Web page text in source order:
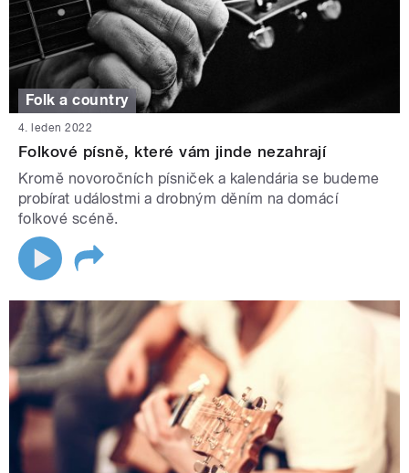
Folk a country
4. leden 2022
Folkové písně, které vám jinde nezahrají
Kromě novoročních písniček a kalendária se budeme
probírat událostmi a drobným děním na domácí
folkové scéně.